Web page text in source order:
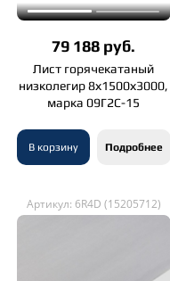
79 188 руб.
Лист горячекатаный
низколегир 8х1500х3000,
марка 09Г2С-15
В корзину Подробнее
Артикул: 6R4D (15205712)